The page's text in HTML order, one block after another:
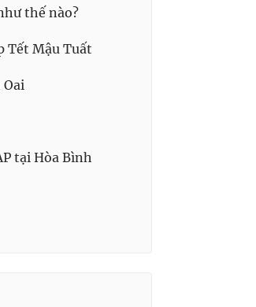
thế nào?
Tết Mậu Tuất
tại Hòa Bình